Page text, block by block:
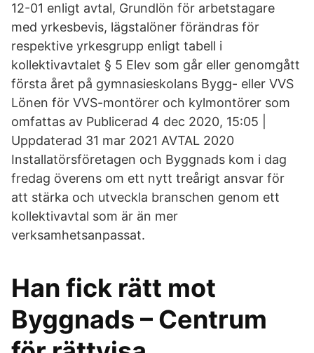
12-01 enligt avtal, Grundlön för arbetstagare
med yrkesbevis, lägstalöner förändras för
respektive yrkesgrupp enligt tabell i
kollektivavtalet § 5 Elev som går eller genomgått
första året på gymnasieskolans Bygg- eller VVS
Lönen för VVS-montörer och kylmontörer som
omfattas av Publicerad 4 dec 2020, 15:05 |
Uppdaterad 31 mar 2021 AVTAL 2020
Installatörsföretagen och Byggnads kom i dag
fredag överens om ett nytt treårigt ansvar för
att stärka och utveckla branschen genom ett
kollektivavtal som är än mer
verksamhetsanpassat.
Han fick rätt mot
Byggnads – Centrum